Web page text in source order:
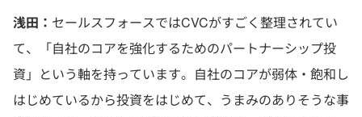
浅田： セールスフォースではCVCがすごく整理されてい
て、「自社のコアを強化するためのパートナーシップ投
資」という軸を持っています。自社のコアが弱体・飽和し
はじめているから投資をはじめて、うまみのありそうな事